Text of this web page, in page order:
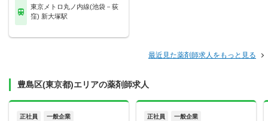
東京メトロ丸ノ内線(池袋－荻
窪) 新大塚駅
最近見た薬剤師求人をもっと見る
豊島区(東京都)エリアの薬剤師求人
正社員 一般企業 正社員 一般企業